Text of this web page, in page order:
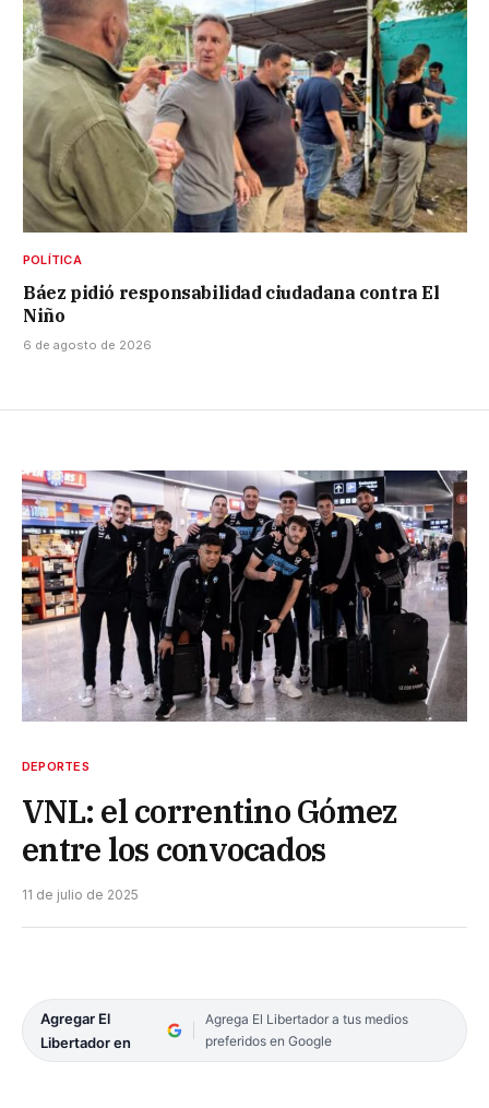
POLÍTICA
Báez pidió responsabilidad ciudadana contra El
Niño
6 de agosto de 2026
DEPORTES
VNL: el correntino Gómez
entre los convocados
11 de julio de 2025
Agregar El
Libertador en
Agrega El Libertador a tus medios
preferidos en Google